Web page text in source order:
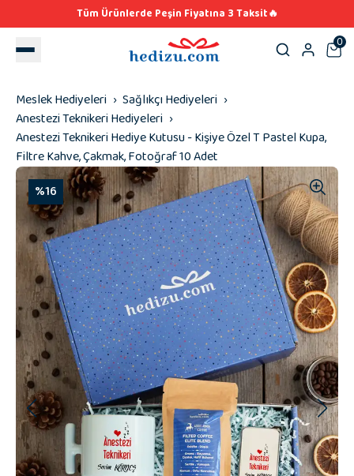
Tüm Ürünlerde Peşin Fiyatına 3 Taksit🔥
0
Meslek Hediyeleri
Sağlıkçı Hediyeleri
Anestezi Teknikeri Hediyeleri
Anestezi Teknikeri Hediye Kutusu - Kişiye Özel T Pastel Kupa,
Filtre Kahve, Çakmak, Fotoğraf 10 Adet
%16